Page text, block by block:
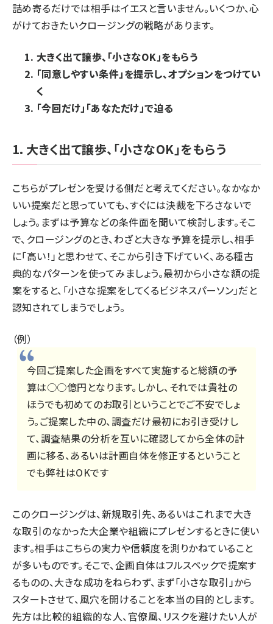
詰め寄るだけでは相手はイエスと言いません。いくつか、心
がけておきたいクロージングの戦略があります。
大きく出て譲歩、「小さなOK」をもらう
「同意しやすい条件」を提示し、オプションをつけてい
く
「今回だけ」「あなただけ」で迫る
1．大きく出て譲歩、「小さなOK」をもらう
こちらがプレゼンを受ける側だと考えてください。なかなか
いい提案だと思っていても、すぐには決裁を下ろさないで
しょう。まずは予算などの条件面を聞いて検討します。そこ
で、クロージングのとき、わざと大きな予算を提示し、相手
に「高い！」と思わせて、そこから引き下げていく、ある種古
典的なパターンを使ってみましょう。最初から小さな額の提
案をすると、「小さな提案をしてくるビジネスパーソン」だと
認知されてしまうでしょう。
（例）
今回ご提案した企画をすべて実施すると総額の予
算は○○億円となります。しかし、それでは貴社の
ほうでも初めてのお取引ということでご不安でしょ
う。ご提案した中の、調査だけ最初にお引き受けし
て、調査結果の分析を互いに確認してから全体の計
画に移る、あるいは計画自体を修正するということ
でも弊社はOKです
このクロージングは、新規取引先、あるいはこれまで大き
な取引のなかった大企業や組織にプレゼンするときに使い
ます。相手はこちらの実力や信頼度を測りかねていること
が多いものです。そこで、企画自体はフルスペックで提案す
るものの、大きな成功をねらわず、まず「小さな取引」から
スタートさせて、風穴を開けることを本当の目的とします。
先方は比較的組織的な人、官僚風、リスクを避けたい人が